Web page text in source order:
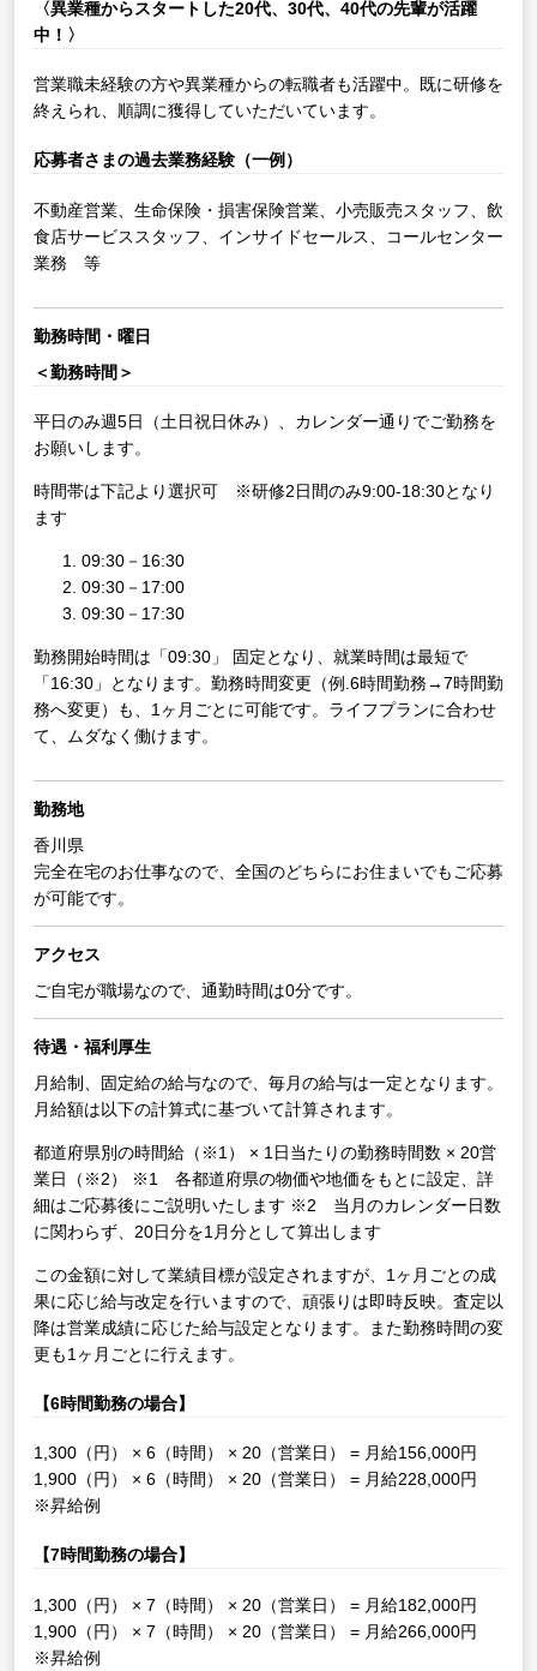
〈異業種からスタートした20代、30代、40代の先輩が活躍
中！〉
営業職未経験の方や異業種からの転職者も活躍中。既に研修を
終えられ、順調に獲得していただいています。
応募者さまの過去業務経験（一例）
不動産営業、生命保険・損害保険営業、小売販売スタッフ、飲
食店サービススタッフ、インサイドセールス、コールセンター
業務 等
勤務時間・曜日
＜勤務時間＞
平日のみ週5日（土日祝日休み）、カレンダー通りでご勤務を
お願いします。
時間帯は下記より選択可 ※研修2日間のみ9:00-18:30となり
ます
09:30－16:30
09:30－17:00
09:30－17:30
勤務開始時間は「09:30」 固定となり、就業時間は最短で
「16:30」となります。勤務時間変更（例.6時間勤務→7時間勤
務へ変更）も、1ヶ月ごとに可能です。ライフプランに合わせ
て、ムダなく働けます。
勤務地
香川県
完全在宅のお仕事なので、全国のどちらにお住まいでもご応募
が可能です。
アクセス
ご自宅が職場なので、通勤時間は0分です。
待遇・福利厚生
月給制、固定給の給与なので、毎月の給与は一定となります。
月給額は以下の計算式に基づいて計算されます。
都道府県別の時間給（※1） × 1日当たりの勤務時間数 × 20営
業日（※2）
※1 各都道府県の物価や地価をもとに設定、詳
細はご応募後にご説明いたします ※2 当月のカレンダー日数
に関わらず、20日分を1月分として算出します
この金額に対して業績目標が設定されますが、1ヶ月ごとの成
果に応じ給与改定を行いますので、頑張りは即時反映。査定以
降は営業成績に応じた給与設定となります。また勤務時間の変
更も1ヶ月ごとに行えます。
【6時間勤務の場合】
1,300（円） × 6（時間） × 20（営業日） = 月給156,000円
1,900（円） × 6（時間） × 20（営業日） = 月給228,000円
※昇給例
【7時間勤務の場合】
1,300（円） × 7（時間） × 20（営業日） = 月給182,000円
1,900（円） × 7（時間） × 20（営業日） = 月給266,000円
※昇給例